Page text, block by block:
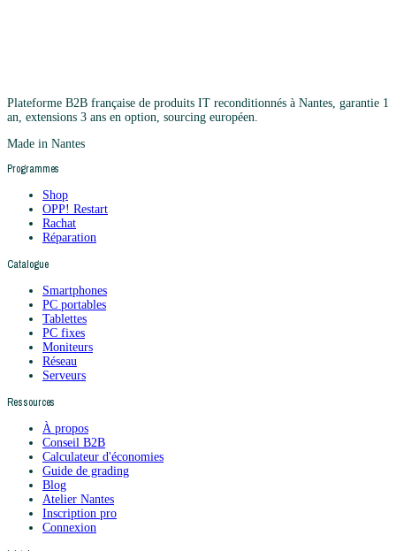
Plateforme B2B française de produits IT reconditionnés à Nantes, garantie 1
an, extensions 3 ans en option, sourcing européen.
Made in Nantes
Programmes
Shop
OPP! Restart
Rachat
Réparation
Catalogue
Smartphones
PC portables
Tablettes
PC fixes
Moniteurs
Réseau
Serveurs
Ressources
À propos
Conseil B2B
Calculateur d'économies
Guide de grading
Blog
Atelier Nantes
Inscription pro
Connexion